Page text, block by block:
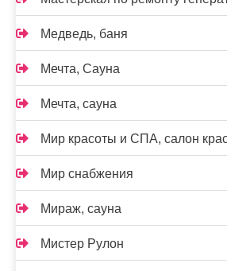
Медведь, баня
Мечта, Сауна
Мечта, сауна
Мир красоты и СПА, салон
Мир снабжения
Мираж, сауна
Мистер Рулон